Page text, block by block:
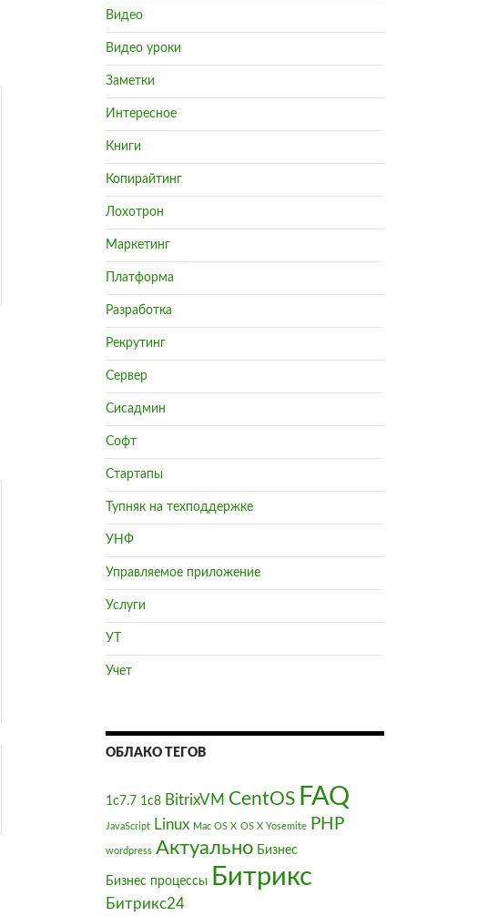
Видео
Видео уроки
Заметки
Интересное
Книги
Копирайтинг
Лохотрон
Маркетинг
Платформа
Разработка
Рекрутинг
Сервер
Сисадмин
Софт
Стартапы
Тупняк на техподдержке
УНФ
Управляемое приложение
Услуги
УТ
Учет
ОБЛАКО ТЕГОВ
1с7.7 1с8 BitrixVM CentOS FAQ
JavaScript Linux Mac OS X OS X Yosemite PHP
wordpress Актуально Бизнес
Бизнес процессы Битрикс
Битрикс24